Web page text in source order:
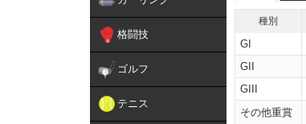
格闘技
ゴルフ
テニス
種別
GI
GII
GIII
その他重賞